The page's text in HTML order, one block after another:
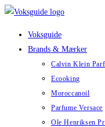
Skip
Voksguide
Brands & Mærker
Calvin Klein
Ecooking
Moroccanoil
Parfume Versace
Ole Henriksen